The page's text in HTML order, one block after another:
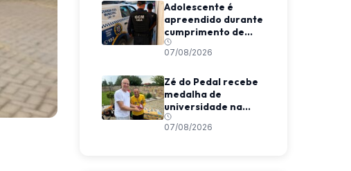
Adolescente é
apreendido durante
cumprimento de
mandado em Ubá
07/08/2026
Zé do Pedal recebe
medalha de
universidade na
Polônia por atuação
em ações
07/08/2026